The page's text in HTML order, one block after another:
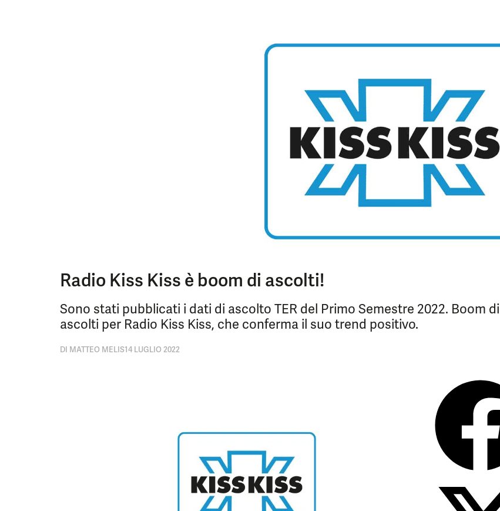
Radio Kiss Kiss è boom di ascolti!
Sono stati pubblicati i dati di ascolto TER del Primo Semestre 2022. Boom di
ascolti per Radio Kiss Kiss, che conferma il suo trend positivo.
DI MATTEO MELIS14 LUGLIO 2022